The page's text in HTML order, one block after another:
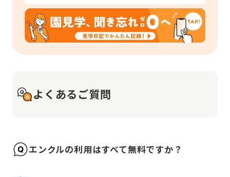
よくあるご質問
エンクルの利用はすべて無料ですか？